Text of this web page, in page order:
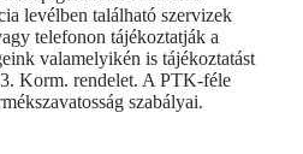
levélben található szervizek
telefonon tájékoztatják a
valamelyikén is tájékoztatást
Korm. rendelet. A PTK-féle
szabályai.